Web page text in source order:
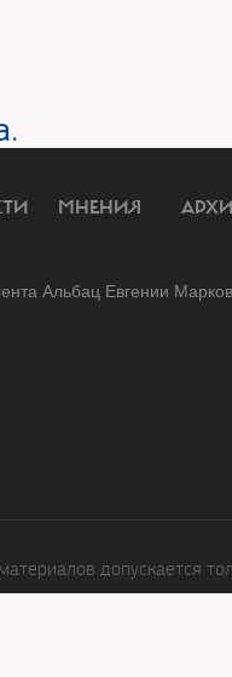
МНЕНИЯ
Альбац Евгении
допускается